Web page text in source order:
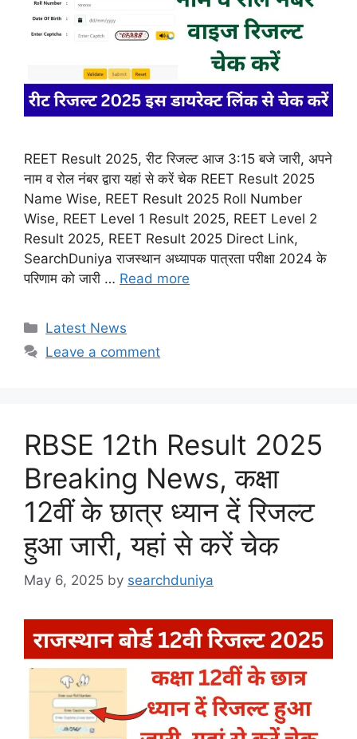
REET Result 2025, रीट रिजल्ट आज 3:15 बजे जारी, अपने
नाम व रोल नंबर द्वारा यहां से करें चेक REET Result 2025
Name Wise, REET Result 2025 Roll Number
Wise, REET Level 1 Result 2025, REET Level 2
Result 2025, REET Result 2025 Direct Link,
SearchDuniya राजस्थान अध्यापक पात्रता परीक्षा 2024 के
परिणाम को जारी … Read more
Categories
Latest News
Leave a comment
RBSE 12th Result 2025
Breaking News, कक्षा
12वीं के छात्र ध्यान दें रिजल्ट
हुआ जारी, यहां से करें चेक
May 6, 2025 by searchduniya